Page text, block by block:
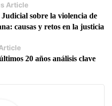
Article
sobre la violencia de
causas y retos en la justicia
20 años análisis clave